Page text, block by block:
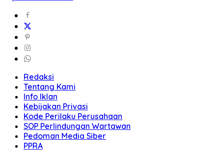
Redaksi
Tentang Kami
Info Iklan
Kebijakan Privasi
Kode Perilaku Perusahaan
SOP Perlindungan Wartawan
Pedoman Media Siber
PPRA